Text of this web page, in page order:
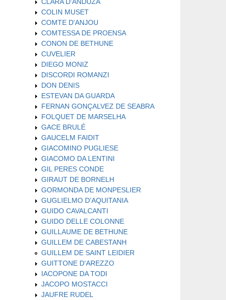
COLIN MUSET
COMTE D'ANJOU
COMTESSA DE PROENSA
CONON DE BETHUNE
CUVELIER
DIEGO MONIZ
DISCORDI ROMANZI
DON DENIS
ESTEVAN DA GUARDA
FERNAN GONÇALVEZ DE SEABRA
FOLQUET DE MARSELHA
GACE BRULÉ
GAUCELM FAIDIT
GIACOMINO PUGLIESE
GIACOMO DA LENTINI
GIL PERES CONDE
GIRAUT DE BORNELH
GORMONDA DE MONPESLIER
GUGLIELMO D'AQUITANIA
GUIDO CAVALCANTI
GUIDO DELLE COLONNE
GUILLAUME DE BETHUNE
GUILLEM DE CABESTANH
GUILLEM DE SAINT LEIDIER
GUITTONE D'AREZZO
IACOPONE DA TODI
JACOPO MOSTACCI
JAUFRE RUDEL